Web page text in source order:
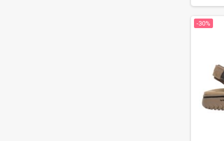
-30%